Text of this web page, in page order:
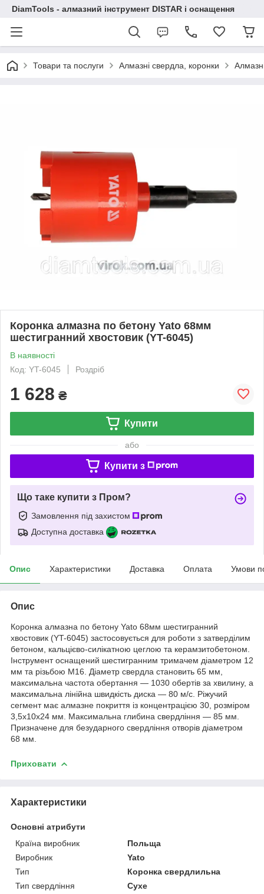
DiamTools - алмазний інструмент DISTAR і оснащення
Товари та послуги Алмазні свердла, коронки
Коронка алмазна по бетону Yato 68мм
шестигранний хвостовик (YT-6045)
В наявності
Код: YT-6045
Роздріб
1 628 ₴
Купити
або
Купити з
Що таке купити з Пром?
Замовлення під захистом
Доступна доставка
Опис Характеристики Доставка Оплата Умови
Опис
Коронка алмазна по бетону Yato 68мм шестигранний
хвостовик (YT-6045) застосовується для роботи з затверділим
бетоном, кальцієво-силікатною цеглою та керамзитобетоном.
Інструмент оснащений шестигранним тримачем діаметром 12
мм та різьбою M16. Діаметр свердла становить 65 мм,
максимальна частота обертання — 1030 обертів за хвилину, а
максимальна лінійна швидкість диска — 80 м/с. Ріжучий
сегмент має алмазне покриття із концентрацією 30, розміром
3,5х10х24 мм. Максимальна глибина свердління — 85 мм.
Призначене для безударного свердління отворів діаметром
68 мм.
Приховати
Характеристики
Основні атрибути
Країна виробник
Польща
Виробник
Yato
Тип
Коронка свердлильна
Тип свердління
Сухе